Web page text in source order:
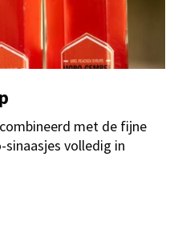
met de fijne
volledig in